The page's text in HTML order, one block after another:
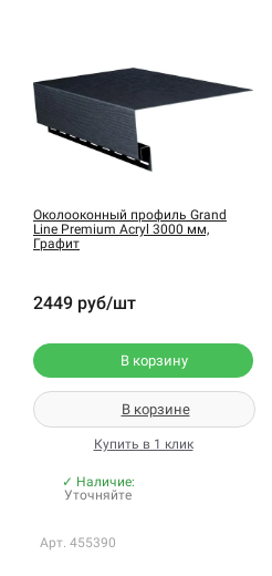
Околооконный профиль Grand
Line Premium Acryl 3000 мм,
Графит
2449 руб/шт
В корзину
В корзине
Купить в 1 клик
✓ Наличие:
Уточняйте
Арт. 455390